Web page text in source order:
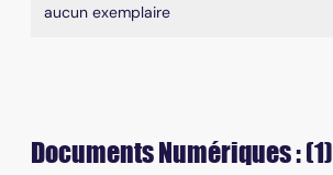
aucun exemplaire
Documents Numériques : (1)